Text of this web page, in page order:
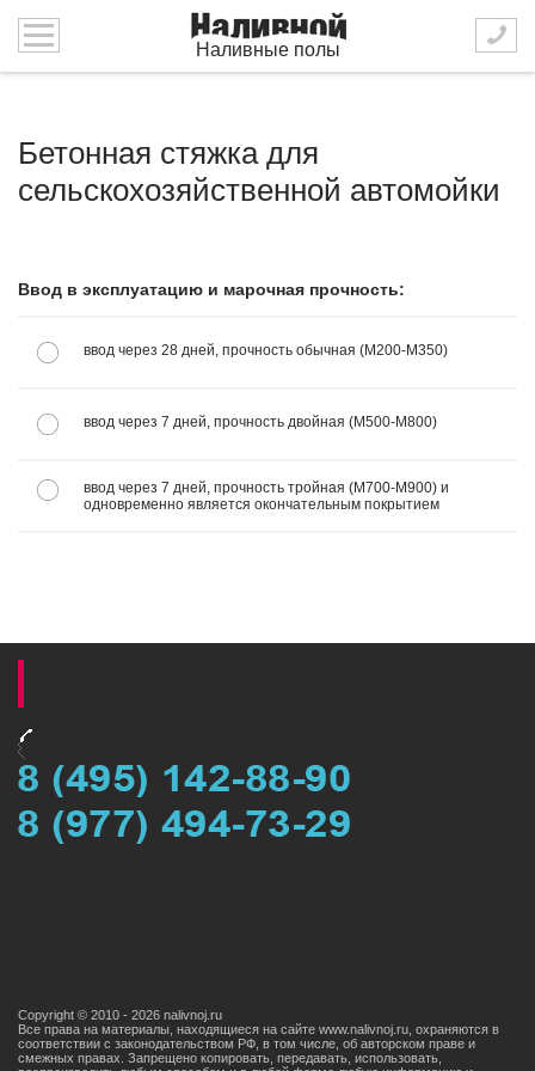
Наливные полы
Бетонная стяжка для
сельскохозяйственной автомойки
Ввод в эксплуатацию и марочная прочность:
ввод через 28 дней, прочность обычная (М200-М350)
ввод через 7 дней, прочность двойная (М500-М800)
ввод через 7 дней, прочность тройная (М700-М900) и
одновременно является окончательным покрытием
Copyright © 2010 - 2026 nalivnoj.ru
Все права на материалы, находящиеся на сайте www.nalivnoj.ru, охраняются в
соответствии с законодательством РФ, в том числе, об авторском праве и
смежных правах. Запрещено копировать, передавать, использовать,